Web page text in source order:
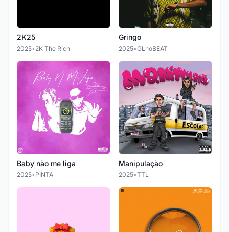
2K25
2025• 2K The Rich
Gringo
2025•GLnoBEAT
Baby não me liga
2025• PINTA
Manipulação
2025•TTL